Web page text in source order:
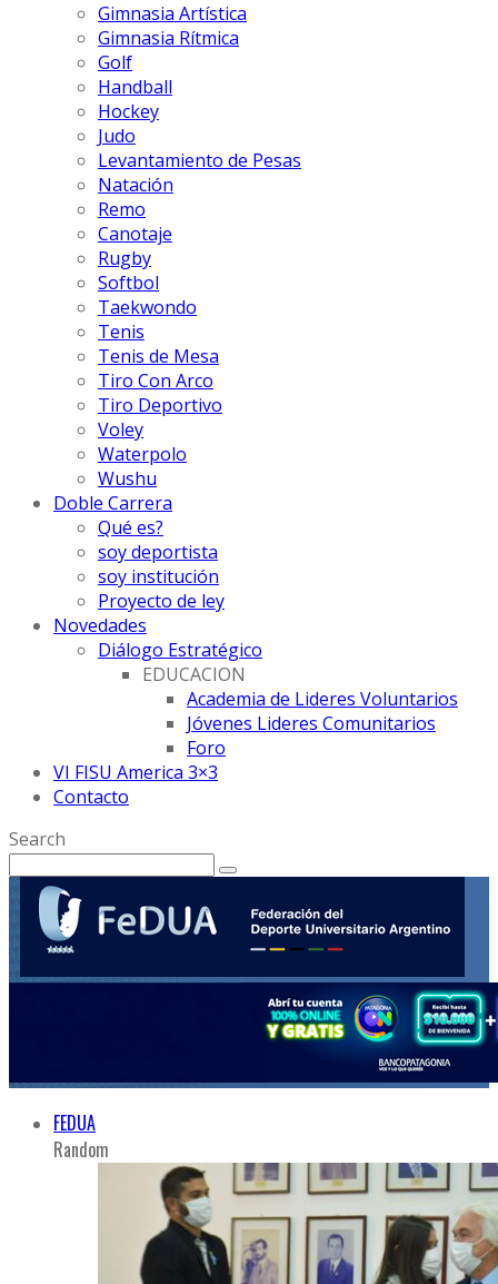
Gimnasia Artística
Gimnasia Rítmica
Golf
Handball
Hockey
Judo
Levantamiento de Pesas
Natación
Remo
Canotaje
Rugby
Softbol
Taekwondo
Tenis
Tenis de Mesa
Tiro Con Arco
Tiro Deportivo
Voley
Waterpolo
Wushu
Doble Carrera
Qué es?
soy deportista
soy institución
Proyecto de ley
Novedades
Diálogo Estratégico
EDUCACION
Academia de Lideres Voluntarios
Jóvenes Lideres Comunitarios
Foro
VI FISU America 3×3
Contacto
Search
FEDUA
Random